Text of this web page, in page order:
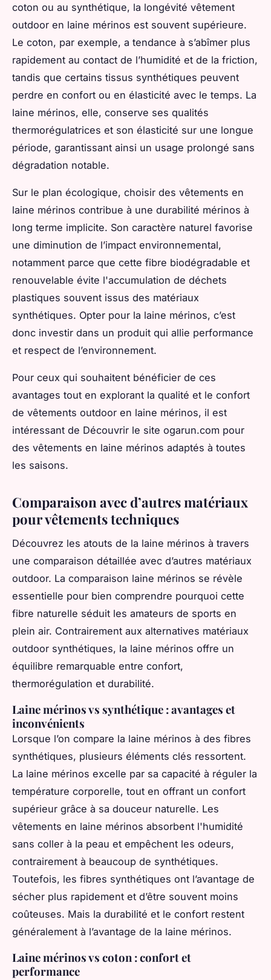
coton ou au synthétique, la longévité vêtement
outdoor en laine mérinos est souvent supérieure.
Le coton, par exemple, a tendance à s’abîmer plus
rapidement au contact de l’humidité et de la friction,
tandis que certains tissus synthétiques peuvent
perdre en confort ou en élasticité avec le temps. La
laine mérinos, elle, conserve ses qualités
thermorégulatrices et son élasticité sur une longue
période, garantissant ainsi un usage prolongé sans
dégradation notable.
Sur le plan écologique, choisir des vêtements en
laine mérinos contribue à une durabilité mérinos à
long terme implicite. Son caractère naturel favorise
une diminution de l’impact environnemental,
notamment parce que cette fibre biodégradable et
renouvelable évite l'accumulation de déchets
plastiques souvent issus des matériaux
synthétiques. Opter pour la laine mérinos, c’est
donc investir dans un produit qui allie performance
et respect de l’environnement.
Pour ceux qui souhaitent bénéficier de ces
avantages tout en explorant la qualité et le confort
de vêtements outdoor en laine mérinos, il est
intéressant de Découvrir le site ogarun.com pour
des vêtements en laine mérinos adaptés à toutes
les saisons.
Comparaison avec d’autres matériaux
pour vêtements techniques
Découvrez les atouts de la laine mérinos à travers
une comparaison détaillée avec d’autres matériaux
outdoor. La comparaison laine mérinos se révèle
essentielle pour bien comprendre pourquoi cette
fibre naturelle séduit les amateurs de sports en
plein air. Contrairement aux alternatives matériaux
outdoor synthétiques, la laine mérinos offre un
équilibre remarquable entre confort,
thermorégulation et durabilité.
Laine mérinos vs synthétique : avantages et
inconvénients
Lorsque l’on compare la laine mérinos à des fibres
synthétiques, plusieurs éléments clés ressortent.
La laine mérinos excelle par sa capacité à réguler la
température corporelle, tout en offrant un confort
supérieur grâce à sa douceur naturelle. Les
vêtements en laine mérinos absorbent l'humidité
sans coller à la peau et empêchent les odeurs,
contrairement à beaucoup de synthétiques.
Toutefois, les fibres synthétiques ont l’avantage de
sécher plus rapidement et d’être souvent moins
coûteuses. Mais la durabilité et le confort restent
généralement à l’avantage de la laine mérinos.
Laine mérinos vs coton : confort et
performance